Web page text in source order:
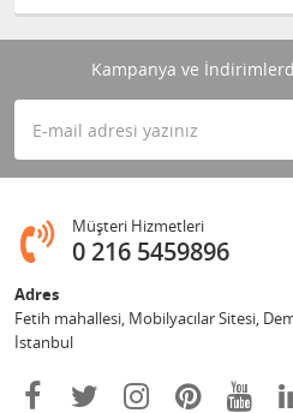
Kampanya ve
Müşteri Hizmetleri
0 216 5459896
Adres
Fetih mahallesi, Mobilyacılar Sitesi,
İstanbul